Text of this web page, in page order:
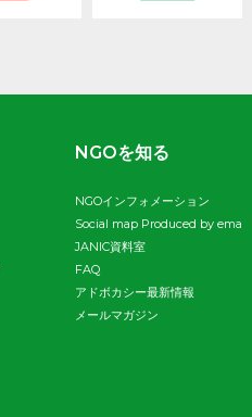
NGOを知る
NGOインフォメーション
Social map Produced by ema
JANIC資料室
FAQ
アドボカシー最新情報
メールマガジン